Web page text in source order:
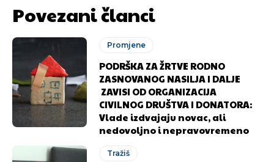
Pusti priču da živi!
Pusti priču da živi!
Povezani članci
Promjene
PODRŠKA ZA ŽRTVE RODNO
ZASNOVANOG NASILJA I DALJE
ZAVISI OD ORGANIZACIJA
CIVILNOG DRUŠTVA I DONATORA:
Vlade izdvajaju novac, ali
nedovoljno i nepravovremeno
Tražiš